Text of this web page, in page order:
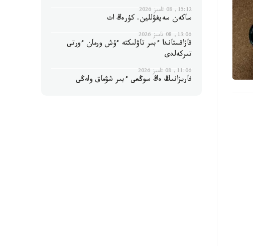
15:12, 08 تامىز 2026
ساكەن سەيفۋللين. كۇرەڭ ات
13:06, 08 تامىز 2026
قازاقستاندا ءبىر تاۋلىكتە ءۇش ورمان ءورتى
تىركەلدى
11:06, 08 تامىز 2026
فاريزانىڭ ەڭ سوڭعى ءبىر شۋماق ولەڭى